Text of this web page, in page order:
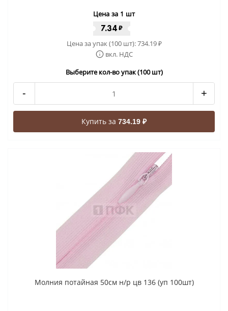
Цена за 1 шт
7.34 ₽
Цена за упак (100 шт):734.19₽
вкл. НДС
Выберите кол-во упак (100 шт)
- +
Купить за 734.19 ₽
Молния потайная 50см н/р цв 136 (уп 100шт)